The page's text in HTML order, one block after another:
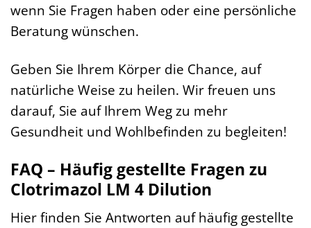
wenn Sie Fragen haben oder eine persönliche
Beratung wünschen.
Geben Sie Ihrem Körper die Chance, auf
natürliche Weise zu heilen. Wir freuen uns
darauf, Sie auf Ihrem Weg zu mehr
Gesundheit und Wohlbefinden zu begleiten!
FAQ – Häufig gestellte Fragen zu
Clotrimazol LM 4 Dilution
Hier finden Sie Antworten auf häufig gestellte